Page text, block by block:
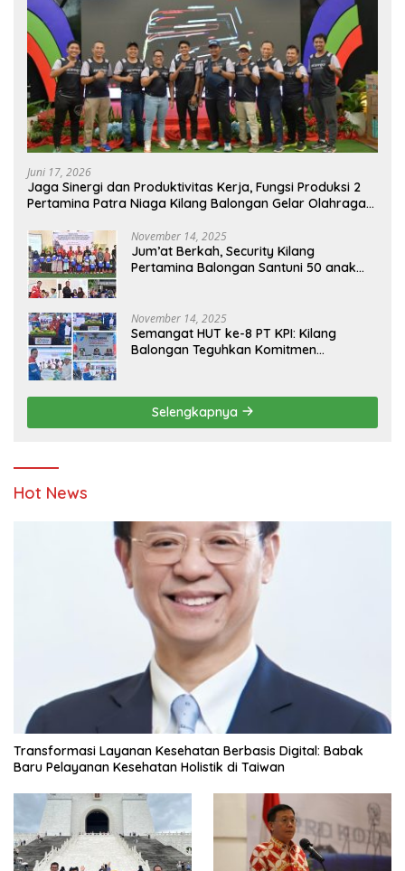
Juni 17, 2026
Jaga Sinergi dan Produktivitas Kerja, Fungsi Produksi 2
Pertamina Patra Niaga Kilang Balongan Gelar Olahraga
November 14, 2025
Jum’at Berkah, Security Kilang
Pertamina Balongan Santuni 50 anak
November 14, 2025
Semangat HUT ke-8 PT KPI: Kilang
Balongan Teguhkan Komitmen
Pendidikan
Selengkapnya
Hot News
Transformasi Layanan Kesehatan Berbasis Digital: Babak
Baru Pelayanan Kesehatan Holistik di Taiwan